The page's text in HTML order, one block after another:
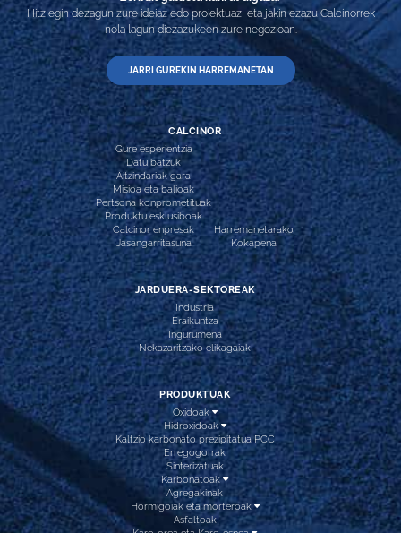
Hitz egin dezagun zure ideiaz edo proiektuaz, eta jakin ezazu Calcinorrek
nola lagun diezazukeen zure negozioan.
JARRI GUREKIN HARREMANETAN
CALCINOR
Gure esperientzia
Datu batzuk
Aitzindariak gara
Misioa eta balioak
Pertsona konprometituak
Produktu esklusiboak
Calcinor enpresak
Jasangarritasuna
Harremanetarako
Kokapena
JARDUERA-SEKTOREAK
Industria
Eraikuntza
Ingurumena
Nekazaritzako elikagaiak
PRODUKTUAK
Oxidoak
Hidroxidoak
Kaltzio karbonato prezipitatua PCC
Erregogorrak
Sinterizatuak
Karbonatoak
Agregakinak
Hormigoiak eta morteroak
Asfaltoak